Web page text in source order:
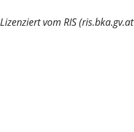
Lizenziert vom RIS (ris.bka.gv.at